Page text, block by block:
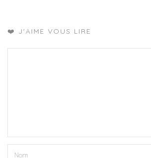
❤️ J'AIME VOUS LIRE